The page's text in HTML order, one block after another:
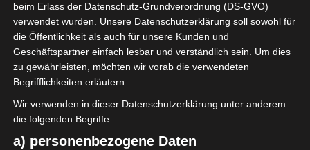
Sehenswürdigkeiten zu sehen und die
Landschaft zu geniessen.
Wir waren 11 Tage mit der Aida unterwegs,
davon hatten wir zwei Seetage und am
meinem Hubby mit unserer ganz privaten
Wellness-Suite überrascht.
beim Erlass der Datenschutz-Grundverordnung (DS-GVO)
verwendet wurden. Unsere Datenschutzerklärung soll sowohl für
die Öffentlichkeit als auch für unsere Kunden und
Geschäftspartner einfach lesbar und verständlich sein. Um dies
zu gewährleisten, möchten wir vorab die verwendeten
Begrifflichkeiten erläutern.
Wir verwenden in dieser Datenschutzerklärung unter anderem
die folgenden Begriffe:
a) personenbezogene Daten